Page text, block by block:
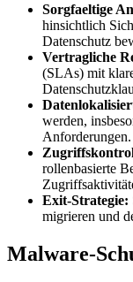
Sorgfaeltige
hinsichtlich
Datenschutz
Vertragliche
(SLAs) mit
werden,
Anforderungen.
rollenbasierte
Exit-Strategie:
migrieren und
Malware-